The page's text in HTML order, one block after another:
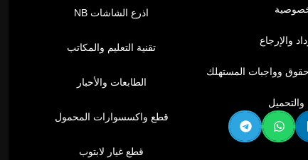
والإرجاع
وواجبات المستهلك
اذرع الشاشات NB
تقنية التعليم والمكاتب
الطابعات والأحبار
قطع واكسسوارات المحمول
قطع غيار لابتوب